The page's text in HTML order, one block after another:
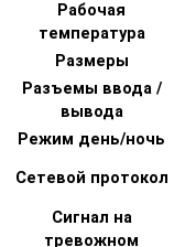
Рабочая
температура
Размеры
Разъемы ввода /
вывода
Режим день/ночь
Сетевой протокол
Сигнал на
тревожном